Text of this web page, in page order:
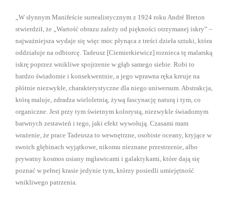
„W słynnym Manifeście surrealistycznym z 1924 roku André Breton
stwierdził, że „Wartość obrazu zależy od piękności otrzymanej iskry” –
najważniejsza wydaje się więc moc płynąca z treści dzieła sztuki, która
oddziałuje na odbiorcę. Tadeusz [Ciemierkiewicz] roznieca tę malarską
iskrę poprzez wnikliwe spojrzenie w głąb samego siebie. Robi to
bardzo świadomie i konsekwentnie, a jego wprawna ręka kreuje na
płótnie niezwykłe, charakterystyczne dla niego uniwersum. Abstrakcja,
którą maluje, zdradza wieloletnią, żywą fascynację naturą i tym, co
organiczne. Jest przy tym świetnym kolorystą, niezwykle świadomym
barwnych zestawień i tego, jaki efekt wywołują. Czasami mam
wrażenie, że prace Tadeusza to wewnętrzne, osobiste oceany, kryjące w
swoich głębinach wyjątkowe, nikomu nieznane przestrzenie, albo
prywatny kosmos usiany mgławicami i galaktykami, które dają się
poznać w pełnej krasie jedynie tym, którzy posiedli umiejętność
wnikliwego patrzenia.